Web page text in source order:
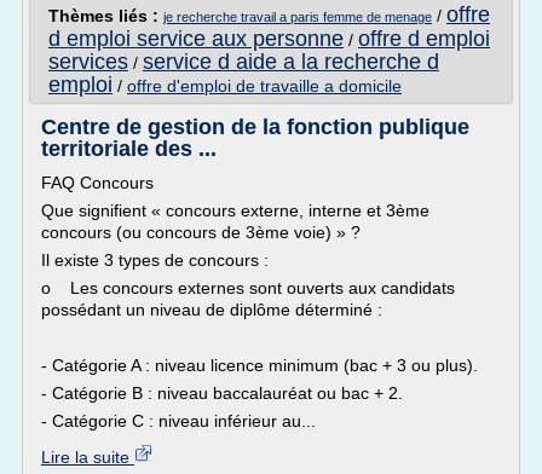
Thèmes liés : je recherche travail a paris femme de menage / offre
d emploi service aux personne / offre d emploi
services / service d aide a la recherche d
emploi / offre d'emploi de travaille a domicile
Centre de gestion de la fonction publique
territoriale des ...
FAQ Concours
Que signifient « concours externe, interne et 3ème
concours (ou concours de 3ème voie) » ?
Il existe 3 types de concours :
o Les concours externes sont ouverts aux candidats
possédant un niveau de diplôme déterminé :
- Catégorie A : niveau licence minimum (bac + 3 ou plus).
- Catégorie B : niveau baccalauréat ou bac + 2.
- Catégorie C : niveau inférieur au...
Lire la suite